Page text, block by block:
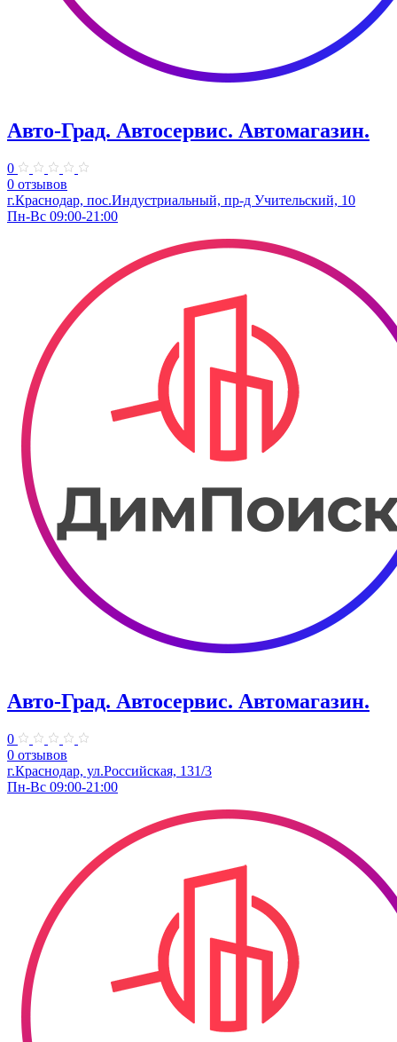
Авто-Град. Автосервис. Автомагазин.
0
0 отзывов
г.Краснодар, пос.Индустриальный, пр-д Учительский, 10
Пн-Вс 09:00-21:00
Авто-Град. Автосервис. Автомагазин.
0
0 отзывов
г.Краснодар, ул.Российская, 131/3
Пн-Вс 09:00-21:00